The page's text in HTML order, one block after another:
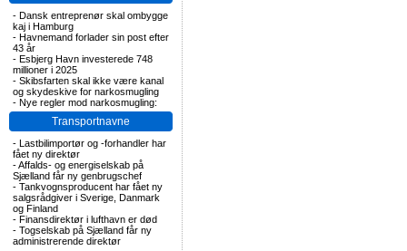
- Dansk entreprenør skal ombygge
kaj i Hamburg
- Havnemand forlader sin post efter
43 år
- Esbjerg Havn investerede 748
millioner i 2025
- Skibsfarten skal ikke være kanal
og skydeskive for narkosmugling
- Nye regler mod narkosmugling:
Transportnavne
- Lastbilimportør og -forhandler har
fået ny direktør
-Affalds- og energiselskab på
Sjælland får ny genbrugschef
- Tankvognsproducent har fået ny
salgsrådgiver i Sverige, Danmark
og Finland
- Finansdirektør i lufthavn er død
- Togselskab på Sjælland får ny
administrerende direktør